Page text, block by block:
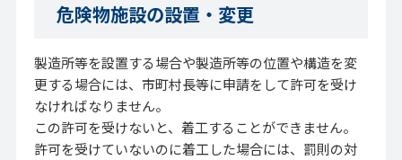
危険物施設の設置・変更
製造所等を設置する場合や製造所等の位置や構造を変
更する場合には、市町村長等に申請をして許可を受け
なければなりません。
この許可を受けないと、着工することができません。
許可を受けていないのに着工した場合には、罰則の対